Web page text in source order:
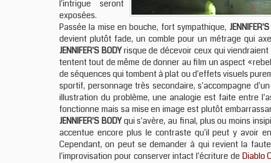
l'intrigue seront
exposées.
Passée la mise en bouche, fort sympathique,
devient plutôt fade, un comble pour un métrage qui
JENNIFER'S BODYrisque de décevoir ceux qui
tentent tout de même de donner au film un aspect
de séquences qui tombent à plat ou d'effets visuels
sportif, personnage très secondaire, s'accompagne
illustration du problème, une analogie est faite entre
fonctionne mais sa mise en image est plutôt
JENNIFER'S BODYqui s'avère, au final, plus ou moins
accentue encore plus le contraste qu'il peut y avoir
Cependant, on peut se demander à qui revient la
l'improvisation pour conserver intact l'écriture de Diablo